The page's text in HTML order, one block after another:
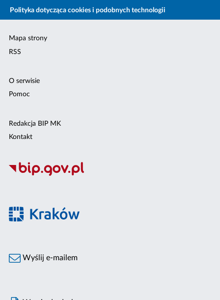
Polityka dotycząca cookies i podobnych technologii
Mapa strony
RSS
O serwisie
Pomoc
Redakcja BIP MK
Kontakt
Wyślij e-mailem